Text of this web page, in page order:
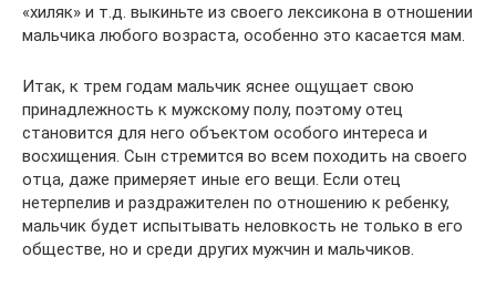
«хиляк» и т.д. выкиньте из своего лексикона в отношении
мальчика любого возраста, особенно это касается мам.
Итак, к трем годам мальчик яснее ощущает свою
принадлежность к мужскому полу, поэтому отец
становится для него объектом особого интереса и
восхищения. Сын стремится во всем походить на своего
отца, даже примеряет иные его вещи. Если отец
нетерпелив и раздражителен по отношению к ребенку,
мальчик будет испытывать неловкость не только в его
обществе, но и среди других мужчин и мальчиков.